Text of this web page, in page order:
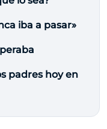
iba a pasar»
padres hoy en